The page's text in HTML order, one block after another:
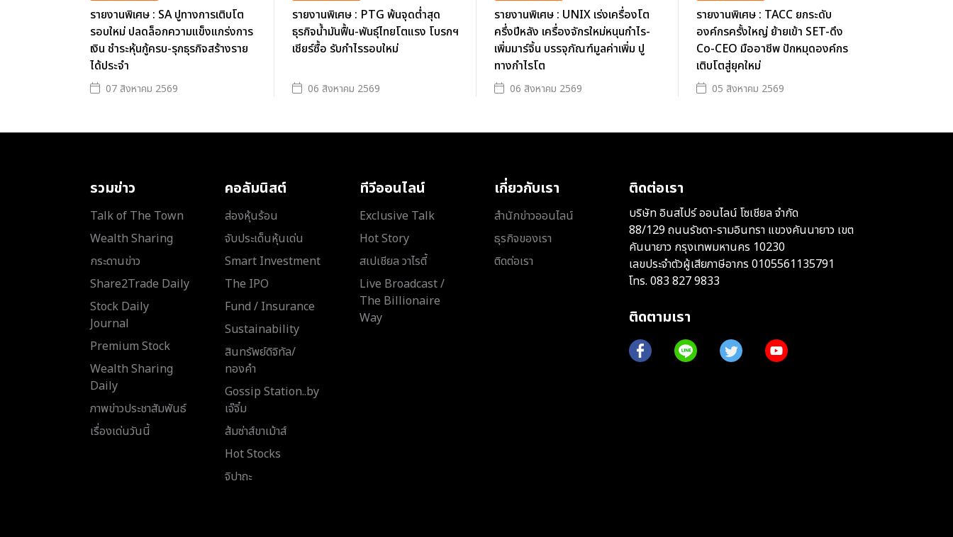
รายงานพิเศษ : SA ปูทางการเติบโต
รอบใหม่ ปลดล็อกความแข็งแกร่งการ
เงิน ชำระหุ้นกู้ครบ-รุกธุรกิจสร้างราย
ได้ประจำ
07 สิงหาคม 2569
รายงานพิเศษ : PTG พ้นจุดต่ำสุด
ธุรกิจน้ำมันฟื้น-พันธุ์ไทยโตแรง โบรกฯ
เชียร์ซื้อ รับกำไรรอบใหม่
06 สิงหาคม 2569
รายงานพิเศษ : UNIX เร่งเครื่องโต
ครึ่งปีหลัง เครื่องจักรใหม่หนุนกำไร-
เพิ่มมาร์จิ้น บรรจุภัณฑ์มูลค่าเพิ่ม ปู
ทางกำไรโต
06 สิงหาคม 2569
รายงานพิเศษ : TACC ยกระดับ
องค์กรครั้งใหญ่ ย้ายเข้า SET-ดึง
Co-CEO มืออาชีพ ปักหมุดองค์กร
เติบโตสู่ยุคใหม่
05 สิงหาคม 2569
รวมข่าว
Talk of The Town
Wealth Sharing
กระดานข่าว
Share2Trade Daily
Stock Daily
Journal
Premium Stock
Wealth Sharing
Daily
ภาพข่าวประชาสัมพันธ์
เรื่องเด่นวันนี้
คอลัมนิสต์
ส่องหุ้นร้อน
จับประเด็นหุ้นเด่น
Smart Investment
The IPO
Fund / Insurance
Sustainability
สินทรัพย์ดิจิทัล/
ทองคำ
Gossip Station..by
เจ๊จิ๋ม
ส้มซ่าส์ขาเม้าส์
Hot Stocks
จิปาถะ
ทีวีออนไลน์
Exclusive Talk
Hot Story
สเปเชียล วาไรตี้
Live Broadcast /
The Billionaire
Way
เกี่ยวกับเรา
สำนักข่าวออนไลน์
ธุรกิจของเรา
ติดต่อเรา
ติดต่อเรา
บริษัท อินสไปร์ ออนไลน์ โซเชียล จำกัด
88/129 ถนนรัชดา-รามอินทรา แขวงคันนายาว เขต
คันนายาว กรุงเทพมหานคร 10230
เลขประจำตัวผู้เสียภาษีอากร 0105561135791
โทร. 083 827 9833
ติดตามเรา